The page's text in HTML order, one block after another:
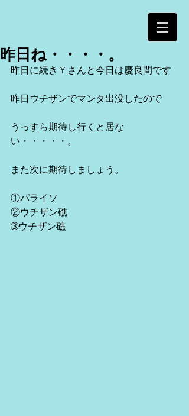
昨日ね・・・・。
昨日に続きＹさんと今日は慶良間です
昨日ウチザンでマンタ出没したので
うっすら期待し行くと居な
い・・・・・。
また次に期待しましょう。
①パライソ
②ウチザン礁
➂ウチザン礁